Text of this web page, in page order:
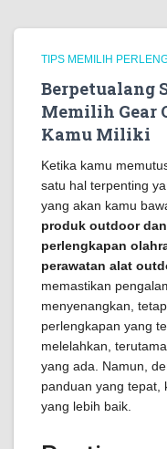
TIPS MEMILIH
Berpetualang
Memilih Gear
Kamu Miliki
Ketika kamu
satu hal terpenting
yang akan kamu
produk outdoor
perlengkapan
perawatan alat
memastikan
menyenangkan,
perlengkapan yang
melelahkan,
yang ada. Namun,
panduan yang tepat,
yang lebih baik.